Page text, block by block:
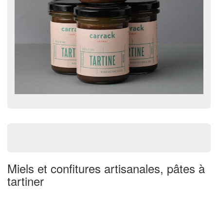
Miels et confitures artisanales, pâtes à
tartiner